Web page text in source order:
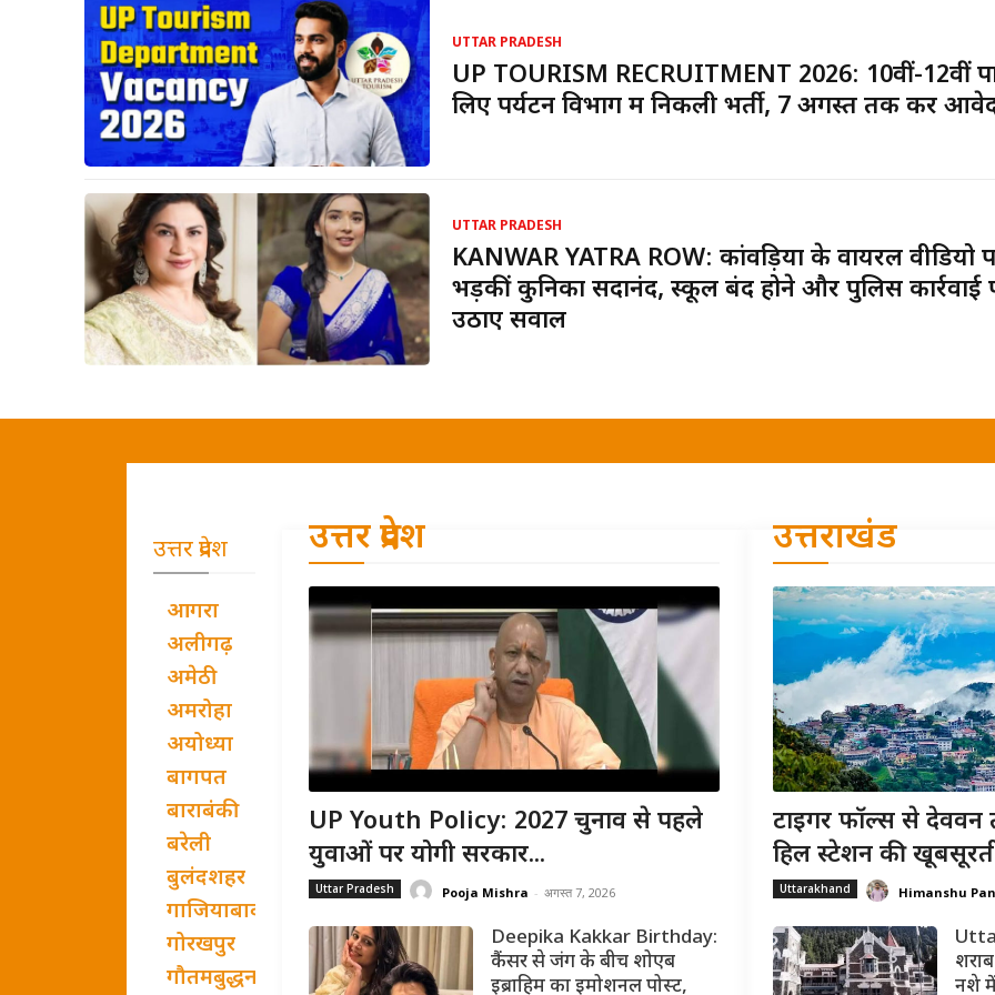
UTTAR PRADESH
UP TOURISM RECRUITMENT 2026: 10वीं-12वीं
लिए पर्यटन विभाग में निकली भर्ती, 7 अगस्त तक करें
UTTAR PRADESH
KANWAR YATRA ROW: कांवड़ियों के वायरल वीडियो
भड़कीं कुनिका सदानंद, स्कूल बंद होने और पुलिस कार्रवाई
उठाए सवाल
उत्तर प्रदेश
आगरा
अलीगढ़
अमेठी
अमरोहा
अयोध्या
बागपत
बाराबंकी
बरेली
बुलंदशहर
गाजियाबाद
गोरखपुर
गौतमबुद्धनगर
उत्तर प्रदेश
UP Youth Policy: 2027 चुनाव से पहले
युवाओं पर योगी सरकार...
Uttar Pradesh Pooja Mishra - अगस्त 7, 2026
Deepika Kakkar Birthday:
कैंसर से जंग के बीच शोएब
इब्राहिम का इमोशनल पोस्ट,
उत्तराखंड
टाइगर फॉल्स से
हिल स्टेशन की
Uttarakhand Himanshu
नशे में